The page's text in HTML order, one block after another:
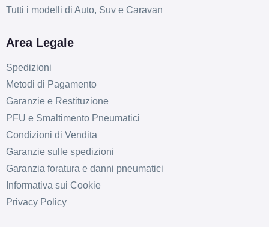
Tutti i modelli di Auto, Suv e Caravan
Area Legale
Spedizioni
Metodi di Pagamento
Garanzie e Restituzione
PFU e Smaltimento Pneumatici
Condizioni di Vendita
Garanzie sulle spedizioni
Garanzia foratura e danni pneumatici
Informativa sui Cookie
Privacy Policy